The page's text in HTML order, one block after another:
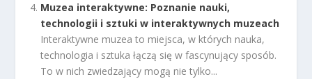
Muzea interaktywne: Poznanie nauki,
technologii i sztuki w interaktywnych muzeach
Interaktywne muzea to miejsca, w których nauka,
technologia i sztuka łączą się w fascynujący sposób.
To w nich zwiedzający mogą nie tylko...